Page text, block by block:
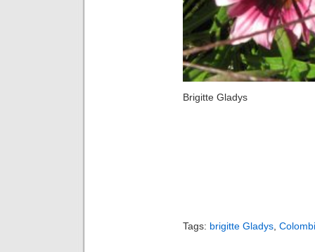
Brigitte Gladys
Tags: brigitte Gladys,